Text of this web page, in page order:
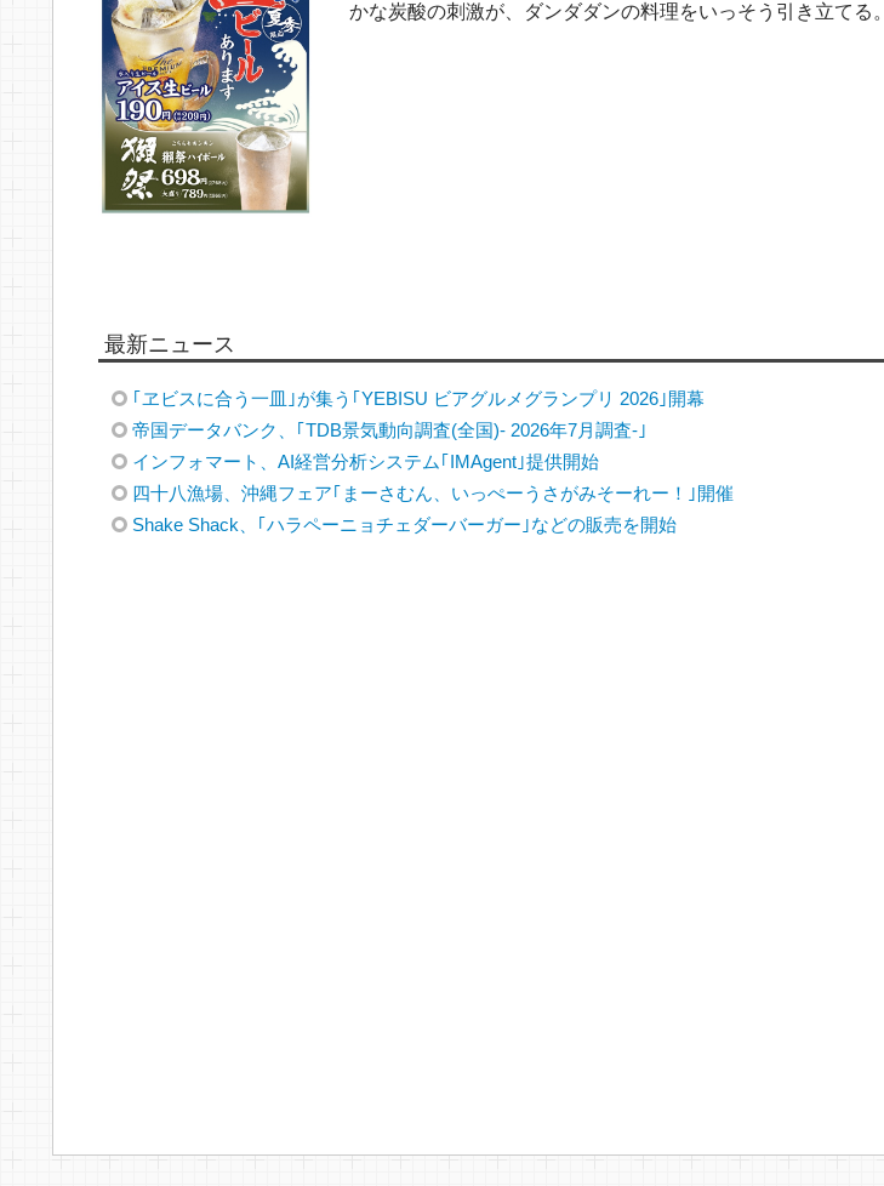
かな炭酸の刺激が、ダンダダンの料理をいっそう引き立てる。
最新ニュース
｢ヱビスに合う一皿｣が集う｢YEBISU ビアグルメグランプリ 2026｣開幕
帝国データバンク、｢TDB景気動向調査(全国)- 2026年7月調査-｣
インフォマート、AI経営分析システム｢IMAgent｣提供開始
四十八漁場、沖縄フェア｢まーさむん、いっぺーうさがみそーれー！｣開催
Shake Shack、｢ハラペーニョチェダーバーガー｣などの販売を開始